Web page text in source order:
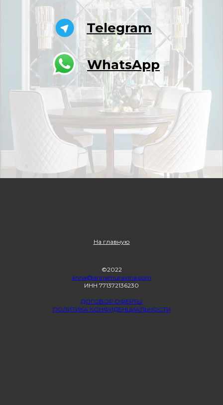
Telegram
WhatsApp
На главную
©2022
anna@annamuravina.com
ИНН 771372136230
ДОГОВОР ОФЕРТЫ
ПОЛИТИКА КОНФИДЕНЦИАЛЬНОСТИ